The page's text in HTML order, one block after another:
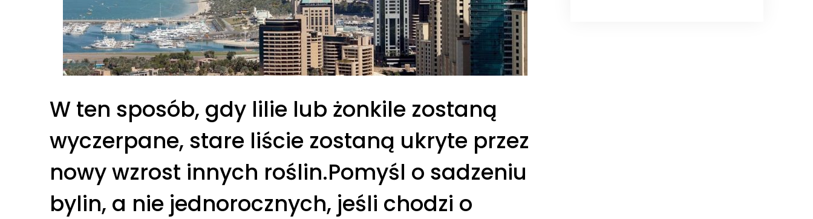
W ten sposób, gdy lilie lub żonkile zostaną
wyczerpane, stare liście zostaną ukryte przez
nowy wzrost innych roślin.Pomyśl o sadzeniu
bylin, a nie jednorocznych, jeśli chodzi o